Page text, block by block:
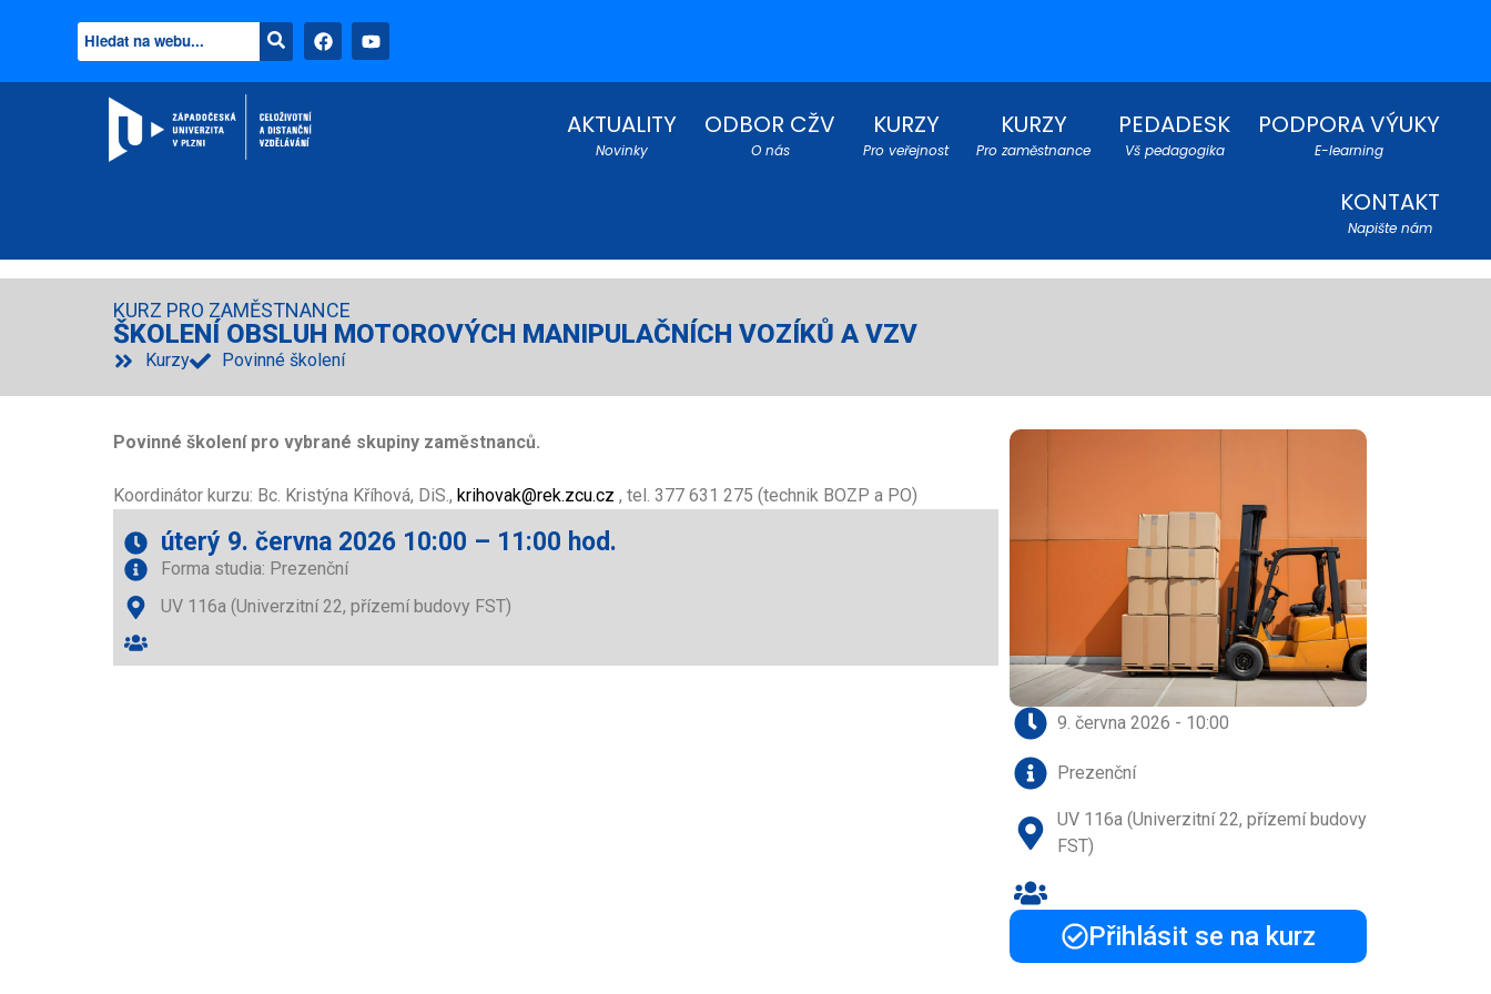
AKTUALITY
Novinky
ODBOR CŽV
O nás
KURZY
Pro veřejnost
KURZY
Pro zaměstnance
PEDADESK
Vš pedagogika
PODPORA VÝUKY
E-learning
KONTAKT
Napište nám
KURZ PRO ZAMĚSTNANCE
ŠKOLENÍ OBSLUH MOTOROVÝCH MANIPULAČNÍCH VOZÍKŮ A VZV
Kurzy Povinné školení
Povinné školení pro vybrané skupiny zaměstnanců.
Koordinátor kurzu: Bc. Kristýna Kříhová, DiS., krihovak@rek.zcu.cz , tel. 377 631 275 (technik BOZP a PO)
úterý 9. června 2026 10:00 – 11:00 hod.
Forma studia: Prezenční
UV 116a (Univerzitní 22, přízemí budovy FST)
9. června 2026 - 10:00
Prezenční
UV 116a (Univerzitní 22, přízemí budovy
FST)
Přihlásit se na kurz